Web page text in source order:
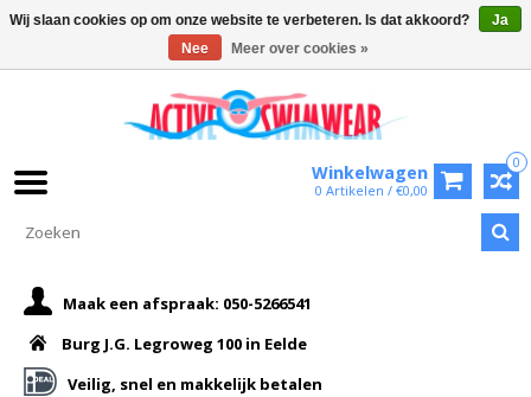
0
Winkelwagen
0 Artikelen / €0,00
Maak een afspraak: 050-5266541
Burg J.G. Legroweg 100 in Eelde
Veilig, snel en makkelijk betalen
Wij slaan cookies op om onze website te verbeteren. Is dat akkoord?
Ja
Nee
Meer over cookies »